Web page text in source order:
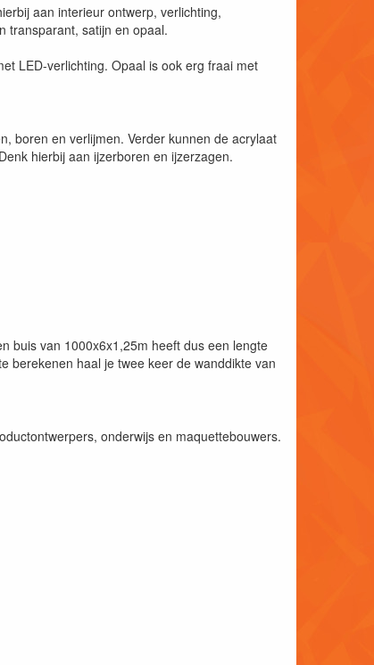
aan interieur ontwerp, verlichting,
transparant, satijn en opaal.
LED-verlichting. Opaal is ook erg fraai met
boren en verlijmen. Verder kunnen de acrylaat
hierbij aan ijzerboren en ijzerzagen.
buis van 1000x6x1,25m heeft dus een lengte
berekenen haal je twee keer de wanddikte van
onderwijs en maquettebouwers.